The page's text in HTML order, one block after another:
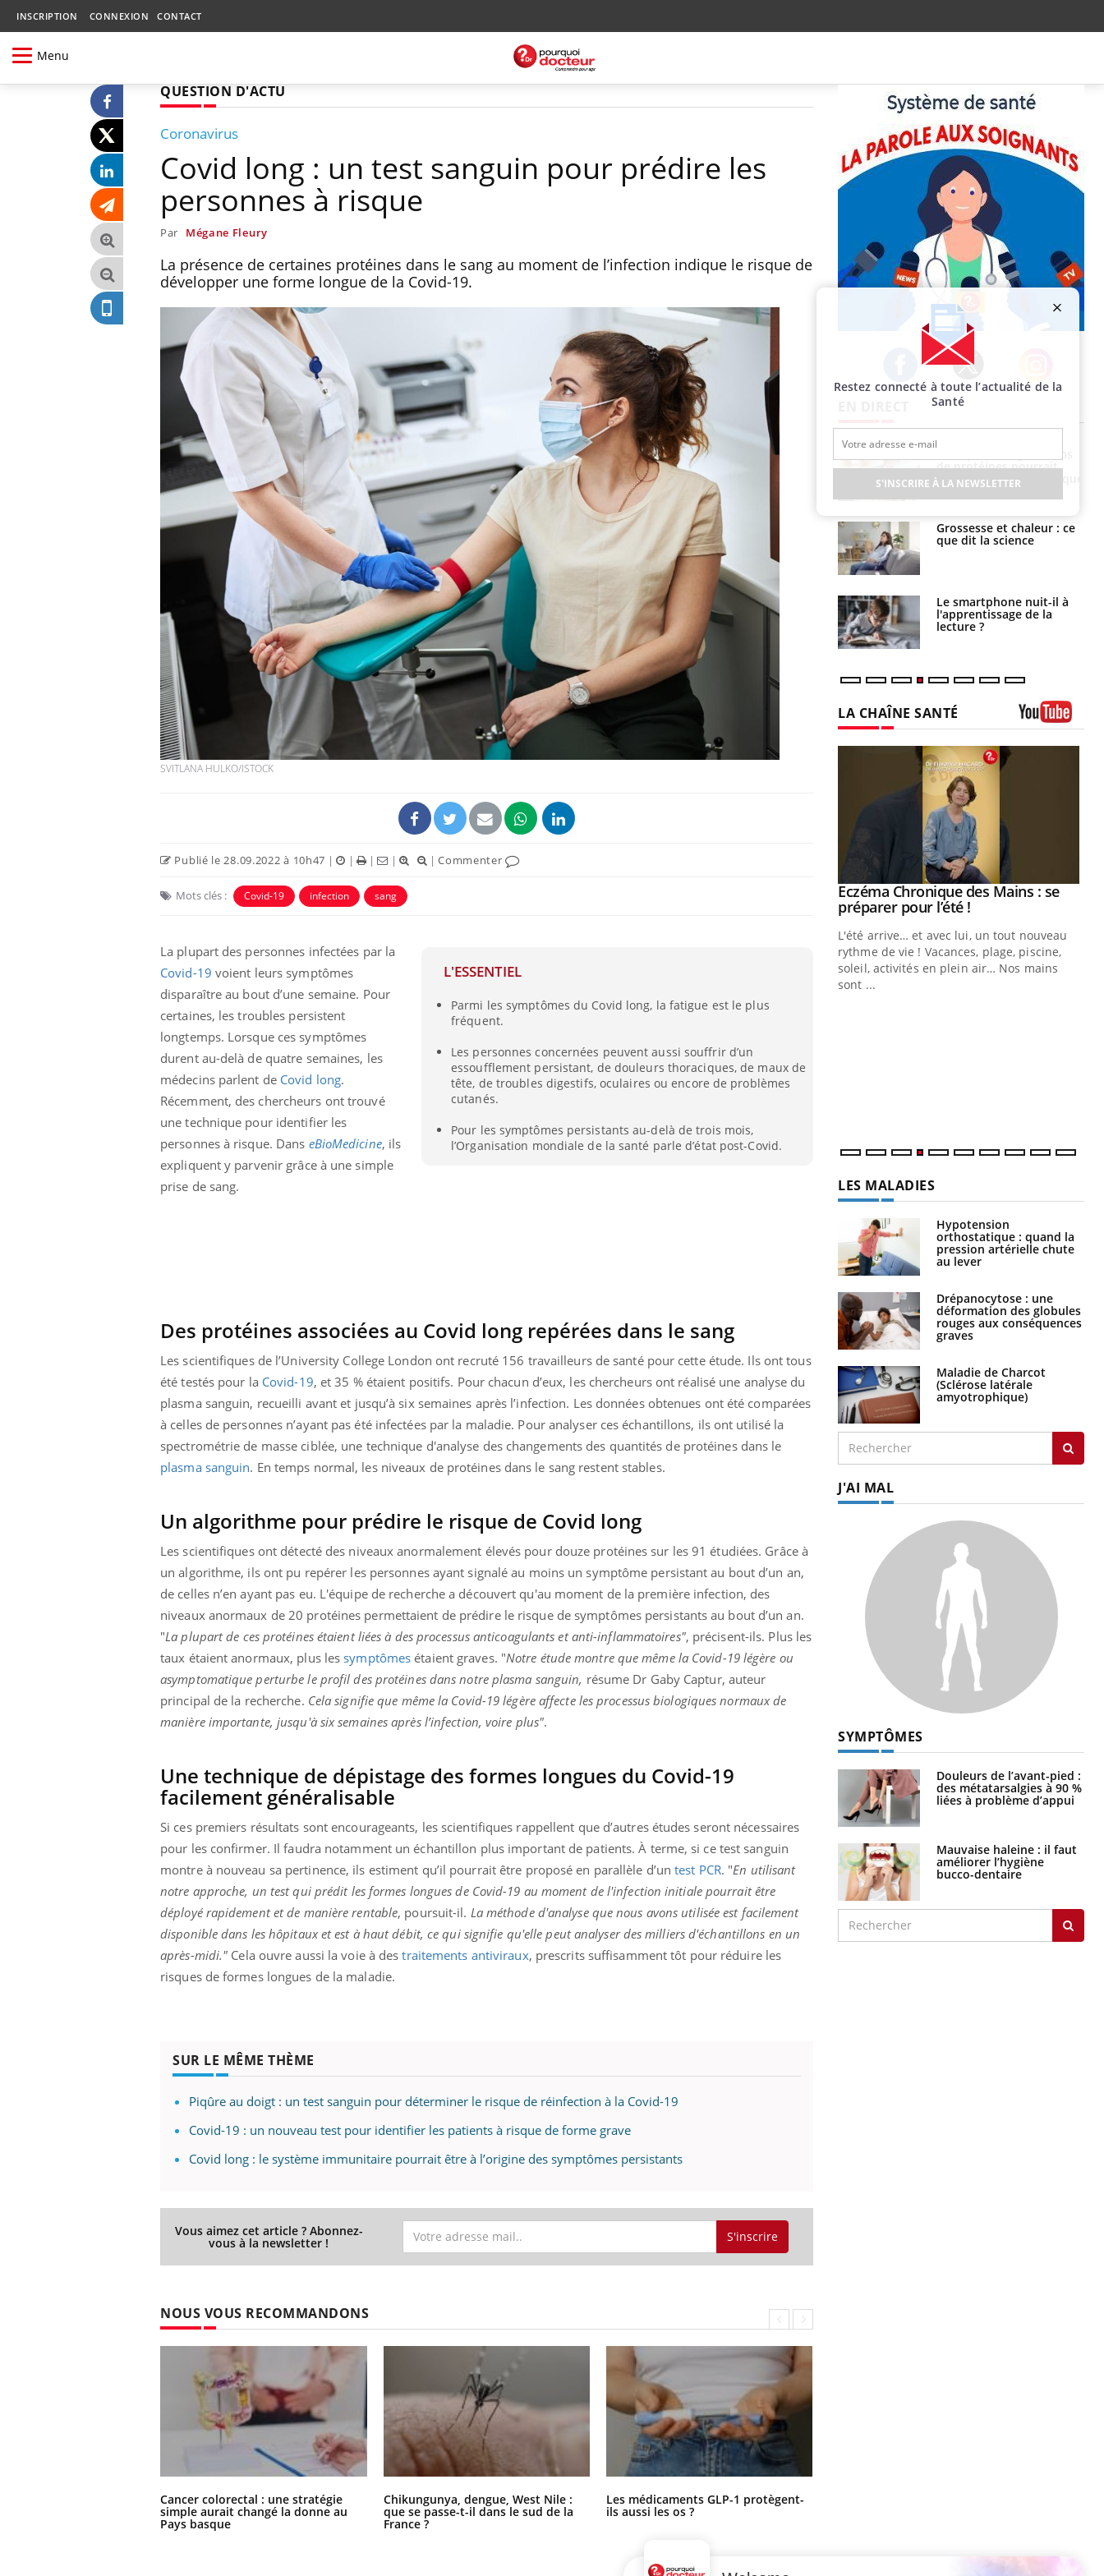
INSCRIPTION CONNEXION CONTACT
Menu
QUESTION D'ACTU
Coronavirus
Covid long : un test sanguin pour prédire les
personnes à risque
Par Mégane Fleury
La présence de certaines protéines dans le sang au moment de l’infection indique le risque de
développer une forme longue de la Covid-19.
SVITLANA HULKO/ISTOCK
Publié le 28.09.2022 à 10h47 | | | | |Commenter
Mots clés : Covid-19 infection sang
L'ESSENTIEL
Parmi les symptômes du Covid long, la fatigue est le plus
fréquent.
Les personnes concernées peuvent aussi souffrir d’un
essoufflement persistant, de douleurs thoraciques, de maux de
tête, de troubles digestifs, oculaires ou encore de problèmes
cutanés.
Pour les symptômes persistants au-delà de trois mois,
l’Organisation mondiale de la santé parle d’état post-Covid.
La plupart des personnes infectées par la
Covid-19 voient leurs symptômes
disparaître au bout d’une semaine. Pour
certaines, les troubles persistent
longtemps. Lorsque ces symptômes
durent au-delà de quatre semaines, les
médecins parlent de Covid long.
Récemment, des chercheurs ont trouvé
une technique pour identifier les
personnes à risque. Dans eBioMedicine, ils
expliquent y parvenir grâce à une simple
prise de sang.
Des protéines associées au Covid long repérées dans le sang
Les scientifiques de l’University College London ont recruté 156 travailleurs de santé pour cette étude. Ils ont tous
été testés pour la Covid-19, et 35 % étaient positifs. Pour chacun d’eux, les chercheurs ont réalisé une analyse du
plasma sanguin, recueilli avant et jusqu’à six semaines après l’infection. Les données obtenues ont été comparées
à celles de personnes n’ayant pas été infectées par la maladie. Pour analyser ces échantillons, ils ont utilisé la
spectrométrie de masse ciblée, une technique d'analyse des changements des quantités de protéines dans le
plasma sanguin. En temps normal, les niveaux de protéines dans le sang restent stables.
Un algorithme pour prédire le risque de Covid long
Les scientifiques ont détecté des niveaux anormalement élevés pour douze protéines sur les 91 étudiées. Grâce à
un algorithme, ils ont pu repérer les personnes ayant signalé au moins un symptôme persistant au bout d’un an,
de celles n’en ayant pas eu. L'équipe de recherche a découvert qu'au moment de la première infection, des
niveaux anormaux de 20 protéines permettaient de prédire le risque de symptômes persistants au bout d’un an.
"La plupart de ces protéines étaient liées à des processus anticoagulants et anti-inflammatoires", précisent-ils. Plus les
taux étaient anormaux, plus les symptômes étaient graves. "Notre étude montre que même la Covid-19 légère ou
asymptomatique perturbe le profil des protéines dans notre plasma sanguin, résume Dr Gaby Captur, auteur
principal de la recherche. Cela signifie que même la Covid-19 légère affecte les processus biologiques normaux de
manière importante, jusqu'à six semaines après l’infection, voire plus".
Une technique de dépistage des formes longues du Covid-19
facilement généralisable
Si ces premiers résultats sont encourageants, les scientifiques rappellent que d’autres études seront nécessaires
pour les confirmer. Il faudra notamment un échantillon plus important de patients. À terme, si ce test sanguin
montre à nouveau sa pertinence, ils estiment qu’il pourrait être proposé en parallèle d’untest PCR. "En utilisant
notre approche, un test qui prédit les formes longues de Covid-19 au moment de l'infection initiale pourrait être
déployé rapidement et de manière rentable, poursuit-il. La méthode d'analyse que nous avons utilisée est facilement
disponible dans les hôpitaux et est à haut débit, ce qui signifie qu'elle peut analyser des milliers d'échantillons en un
après-midi." Cela ouvre aussi la voie à destraitements antiviraux, prescrits suffisamment tôt pour réduire les
risques de formes longues de la maladie.
SUR LE MÊME THÈME
Piqûre au doigt : un test sanguin pour déterminer le risque de réinfection à la Covid-19
Covid-19 : un nouveau test pour identifier les patients à risque de forme grave
Covid long : le système immunitaire pourrait être à l’origine des symptômes persistants
Vous aimez cet article ? Abonnez-
vous à la newsletter ! S'inscrire
NOUS VOUS RECOMMANDONS
Cancer colorectal : une stratégie
simple aurait changé la donne au
Pays basque
Chikungunya, dengue, West Nile :
que se passe-t-il dans le sud de la
France ?
Les médicaments GLP-1 protègent-
ils aussi les os ?
Facebook Twitter Instagram
Cancer colorectal : une
stratégie simple aurait
changé la donne au Pays
basque
Chikungunya, dengue,
West Nile : que se passe-
t-il dans le sud de la
France ?
Les médicaments GLP-1
protègent-ils aussi les os
Cytomégalovirus : ce qui
change dans la prise en
charge des femmes
enceintes
La sieste empêche-t-elle
de dormir la nuit ?
VIH : la fin du comprimé
tous les jours se profile-t-
elle enfin ?
Pourquoi votre ventre
gâche-t-il les premiers
jours de vos vacances ?
Fortes chaleurs :
pourquoi le risque de
noyade grimpe-t-il ?
Le Viagra pourrait-il
freiner la propagation du
cancer ?
de protéines pourrait
finalement être bénéfique
Grossesse et chaleur : ce
que dit la science
Le smartphone nuit-il à
l'apprentissage de la
lecture ?
LA CHAÎNE SANTÉ
Eczéma Chronique des Mains :
expliquer ma maladieYoutube
d'autres non ! D'un côté, poser des
questions sur la maladie d'un proche c'est
Youtube
Fatigue, irritabilité, brouillard mental ou
carence en fer sont multiples ce qui la rend
Youtube
Eczéma Chronique des Mains : se
préparer pour l’été !Youtube
L'été arrive… et avec lui, un tout nouveau
rythme de vie ! Vacances, plage, piscine,
soleil, activités en plein air… Nos mains
sont ...
LES MALADIES
Hypotension
orthostatique : quand la
pression artérielle chute
au lever
Drépanocytose : une
déformation des globules
rouges aux conséquences
graves
Maladie de Charcot
(Sclérose latérale
amyotrophique)
J'AI MAL
SYMPTÔMES
Douleurs de l’avant-pied :
des métatarsalgies à 90 %
liées à problème d’appui
Mauvaise haleine : il faut
améliorer l’hygiène
bucco-dentaire
Restez connecté à toute l’actualité de la
Santé
S'INSCRIRE À LA NEWSLETTER